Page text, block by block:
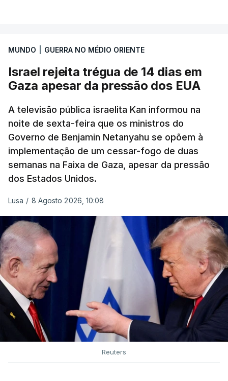
MUNDO GUERRA NO MÉDIO ORIENTE
Israel rejeita trégua de 14 dias em
Gaza apesar da pressão dos EUA
A televisão pública israelita Kan informou na
noite de sexta-feira que os ministros do
Governo de Benjamin Netanyahu se opõem à
implementação de um cessar-fogo de duas
semanas na Faixa de Gaza, apesar da pressão
dos Estados Unidos.
Lusa / 8 Agosto 2026, 10:08
Reuters